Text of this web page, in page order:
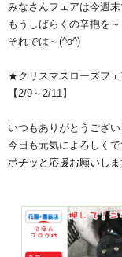
みなさんフェアは今週末
もうしばらくの辛抱を～
それでは～(^o^)ゞ
★クリスマスローズフ
【2/9～2/11】
いつもありがとうござい
今日も元気によろしく
ポチッと応援お願いしま